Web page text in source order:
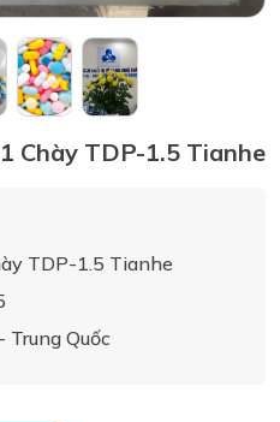
Chày TDP-1.5 Tianhe
TDP-1.5 Tianhe
Trung Quốc